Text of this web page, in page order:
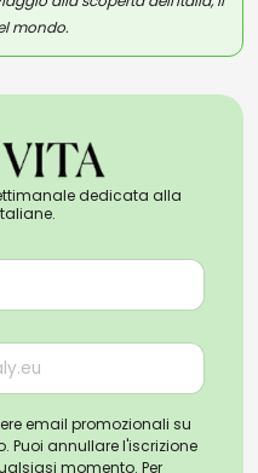
mondo.
dedicata alla
email promozionali su
Puoi annullare l'iscrizione
momento. Per